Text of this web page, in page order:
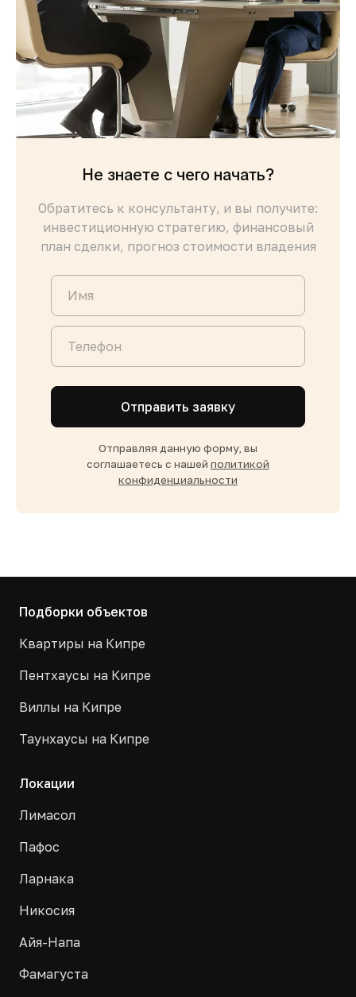
Не знаете с чего начать?
Обратитесь к консультанту, и вы получите:
инвестиционную стратегию, финансовый
план сделки, прогноз стоимости владения
Отправить заявку
Отправляя данную форму, вы
соглашаетесь с нашей политикой
конфиденциальности
Подборки объектов
Квартиры на Кипре
Пентхаусы на Кипре
Виллы на Кипре
Таунхаусы на Кипре
Локации
Лимасол
Пафос
Ларнака
Никосия
Айя-Напа
Фамагуста